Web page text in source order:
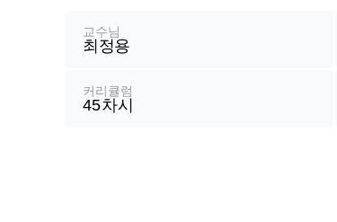
교수님
최정용
커리큘럼
45차시